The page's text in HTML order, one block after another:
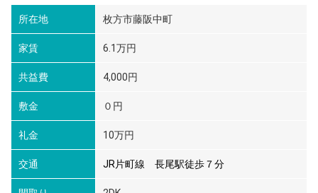
所在地 枚方市藤阪中町
家賃 6.1万円
共益費 4,000円
敷金 ０円
礼金 10万円
交通 JR片町線 長尾駅徒歩７分